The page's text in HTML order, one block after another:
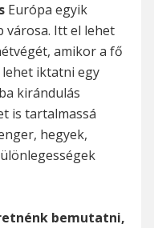
Európa egyik
városa. Itt el lehet
amikor a fő
iktatni egy
kirándulás
is tartalmassá
hegyek,
bemutatni,